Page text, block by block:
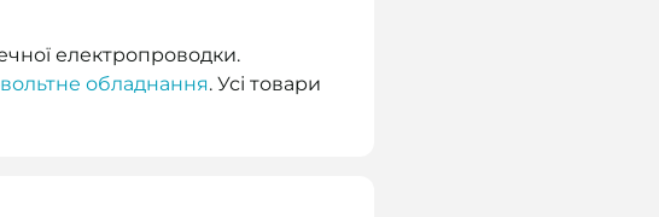
електропроводки.
обладнання. Усі товари